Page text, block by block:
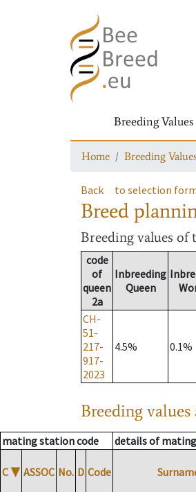
Breeding Values
Home Breeding
Back to selection
Breed
Breeding values of
code
of
queen
2a
Inbreeding
Queen
CH-
51-
217-
917-
2023
4.5% 0.1%
Breeding
mating station code details of
C ▼ ASSOC No. D Code